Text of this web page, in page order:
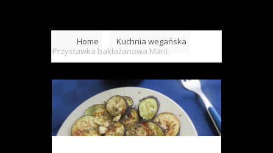
Home
Kuchnia wegańska
Przystawka bakłażanowa Marii